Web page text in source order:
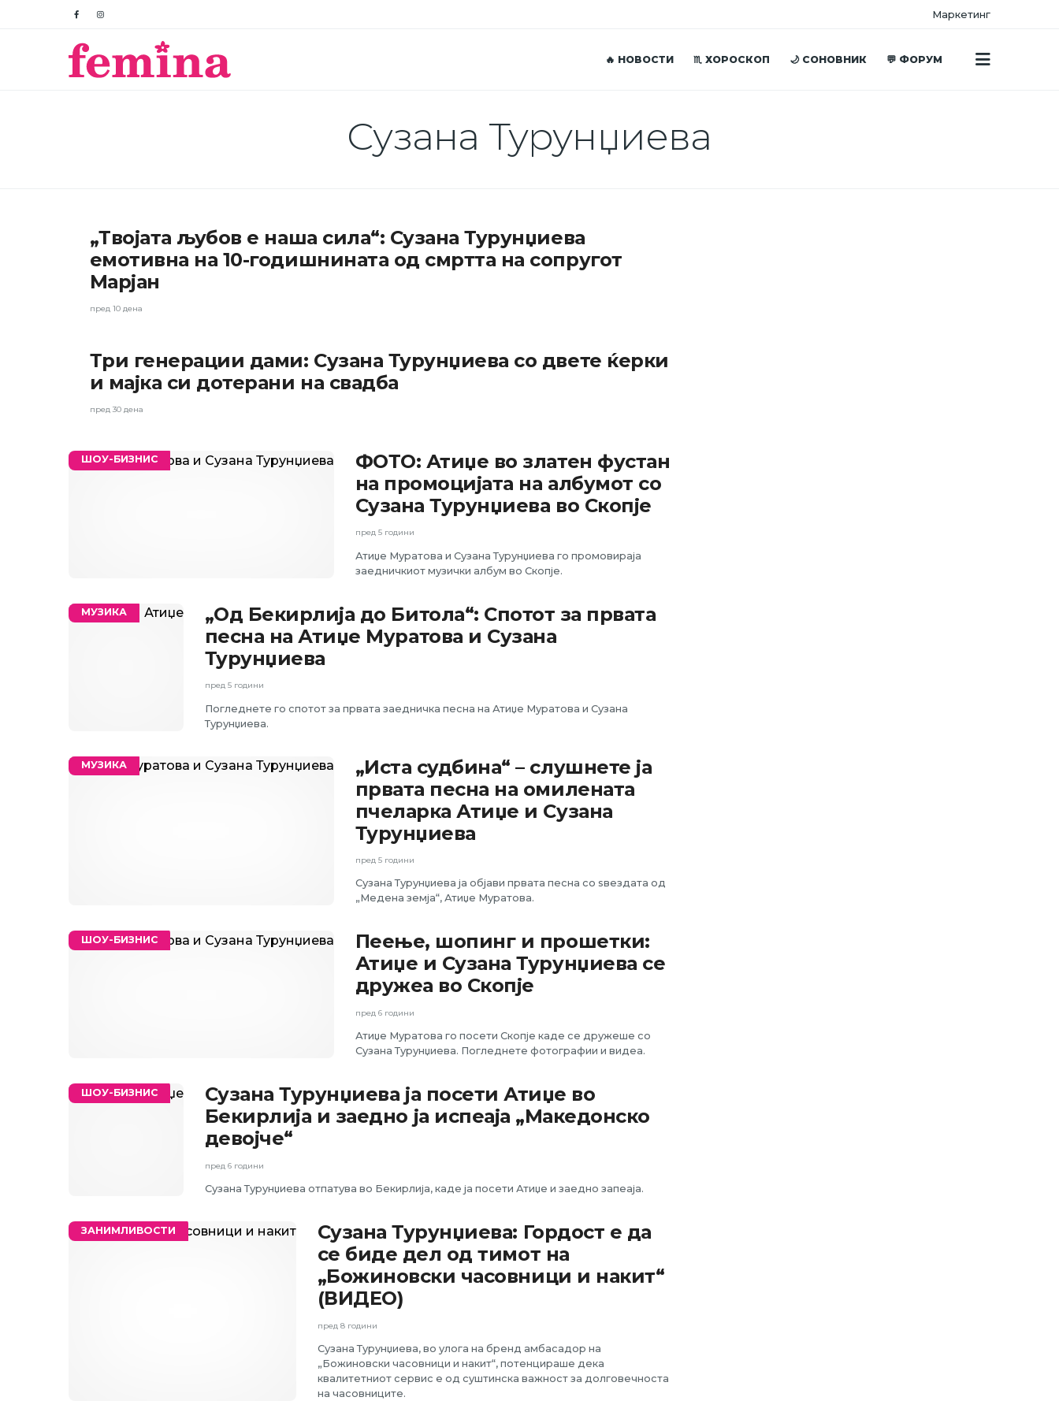
Маркетинг
🔥 НОВОСТИ ♏ ХОРОСКОП 🌙 СОНОВНИК 💬 ФОРУМ
Сузана Турунџиева
БИЗНИС
„Твојата љубов е наша сила“: Сузана Турунџиева
емотивна на 10-годишнината од смртта на сопругот
Марјан
пред 10 дена
БИЗНИС
Три генерации дами: Сузана Турунџиева со двете ќерки
и мајка си дотерани на свадба
пред 30 дена
ШОУ-БИЗНИС
ФОТО: Атиџе во златен фустан
на промоцијата на албумот со
Сузана Турунџиева во Скопје
пред 5 години
Атиџе Муратова и Сузана Турунџиева го промовираја
заедничкиот музички албум во Скопје.
МУЗИКА
„Од Бекирлија до Битола“: Спотот за првата
песна на Атиџе Муратова и Сузана
Турунџиева
пред 5 години
Погледнете го спотот за првата заедничка песна на Атиџе Муратова и Сузана
Турунџиева.
МУЗИКА
„Иста судбина“ – слушнете ја
првата песна на омилената
пчеларка Атиџе и Сузана
Турунџиева
пред 5 години
Сузана Турунџиева ја објави првата песна со ѕвездата од
„Медена земја“, Атиџе Муратова.
ШОУ-БИЗНИС
Пеење, шопинг и прошетки:
Атиџе и Сузана Турунџиева се
дружеа во Скопје
пред 6 години
Атиџе Муратова го посети Скопје каде се дружеше со
Сузана Турунџиева. Погледнете фотографии и видеа.
ШОУ-БИЗНИС
Сузана Турунџиева ја посети Атиџе во
Бекирлија и заедно ја испеаја „Македонско
девојче“
пред 6 години
Сузана Турунџиева отпатува во Бекирлија, каде ја посети Атиџе и заедно запеаја.
ЗАНИМЛИВОСТИ
Сузана Турунџиева: Гордост е да
се биде дел од тимот на
„Божиновски часовници и накит“
(ВИДЕО)
пред 8 години
Сузана Турунџиева, во улога на бренд амбасадор на
„Божиновски часовници и накит“, потенцираше дека
квалитетниот сервис е од суштинска важност за долговечноста
на часовниците.